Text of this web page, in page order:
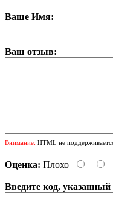
Ваше Имя:
Ваш отзыв:
Внимание: HTML не
Оценка: Плохо
Введите код,